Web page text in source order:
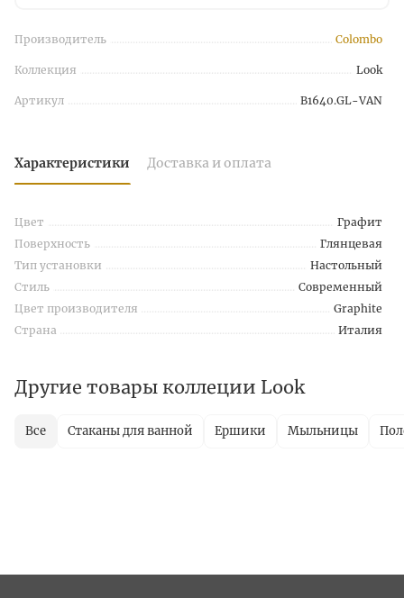
Производитель Colombo
Коллекция Look
Артикул B1640.GL-VAN
Характеристики Доставка и оплата
Цвет
Графит
Поверхность
Глянцевая
Тип установки
Настольный
Стиль
Современный
Цвет производителя
Graphite
Страна
Италия
Другие товары коллеции Look
Все Стаканы для ванной Ершики Мыльницы